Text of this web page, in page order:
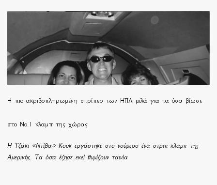
H πιο ακριβοπληρωμένη στρίπερ των ΗΠΑ μιλά για τα όσα βίωσε
στο Νο.1 κλαμπ της χώρας
Η Τζάκι «Ντίβα» Κουκ εργάστηκε στο νούμερο ένα στριπ-κλαμπ της
Αμερικής. Τα όσα έζησε εκεί θυμίζουν ταινία